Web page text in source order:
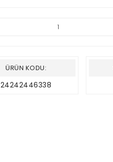
ÜRÜN KODU:
24242446338